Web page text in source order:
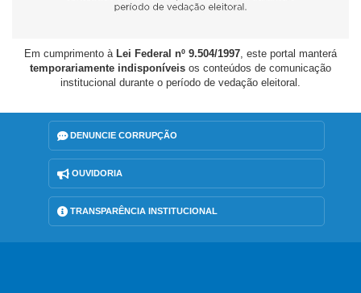
Em cumprimento à Lei Federal nº 9.504/1997, este portal manterá
temporariamente indisponíveis os conteúdos de comunicação
institucional durante o período de vedação eleitoral.
DENUNCIE CORRUPÇÃO
OUVIDORIA
TRANSPARÊNCIA INSTITUCIONAL